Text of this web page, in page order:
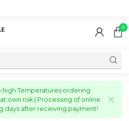
0
Temperatures ordering
own risk | Processing of online
days after receiving payment!